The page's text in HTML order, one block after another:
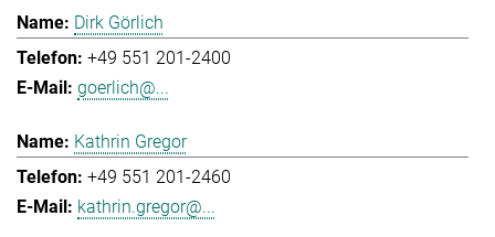
Dirk Görlich
+49 551 201-2400
goerlich@...
Kathrin Gregor
+49 551 201-2460
kathrin.gregor@...